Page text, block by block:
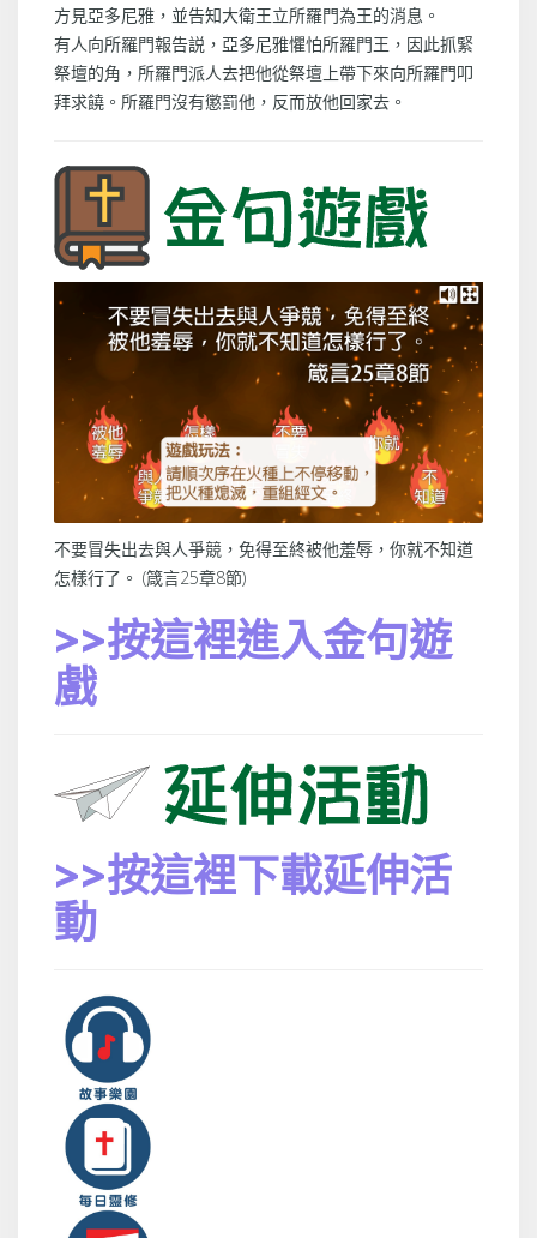
方見亞多尼雅，並告知大衛王立所羅門為王的消息。
有人向所羅門報告説，亞多尼雅懼怕所羅門王，因此抓緊
祭壇的角，所羅門派人去把他從祭壇上帶下來向所羅門叩
拜求饒。所羅門沒有懲罰他，反而放他回家去。
不要冒失出去與人爭競，免得至終被他羞辱，你就不知道
怎樣行了。 (箴言25章8節)
>>按這裡進入金句遊
戲
>>按這裡下載延伸活
動